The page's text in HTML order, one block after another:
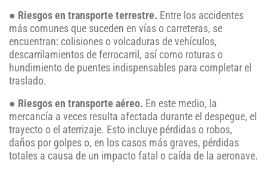
● Riesgos en transporte terrestre. Entre los accidentes
más comunes que suceden en vías o carreteras, se
encuentran: colisiones o volcaduras de vehículos,
descarrilamientos de ferrocarril, así como roturas o
hundimiento de puentes indispensables para completar el
traslado.
● Riesgos en transporte aéreo. En este medio, la
mercancía a veces resulta afectada durante el despegue, el
trayecto o el aterrizaje. Esto incluye pérdidas o robos,
daños por golpes o, en los casos más graves, pérdidas
totales a causa de un impacto fatal o caída de la aeronave.